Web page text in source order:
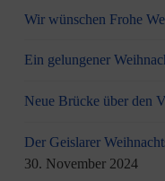
Wir wünschen Frohe
Ein gelungener
Neue Brücke über den
Der Geislarer
30. November 2024